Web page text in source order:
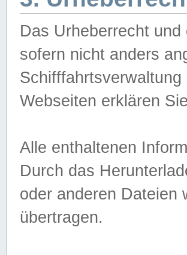
Das Urheberrecht
sofern nicht anders
Webseiten erklären
Alle enthaltenen
Durch das
oder anderen Dateien
übertragen.